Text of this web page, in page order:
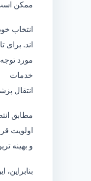
ممکن
انتخاب
اند. برای
مورد
خدمات
انتقال
مطابق
اولویت
و بهینه